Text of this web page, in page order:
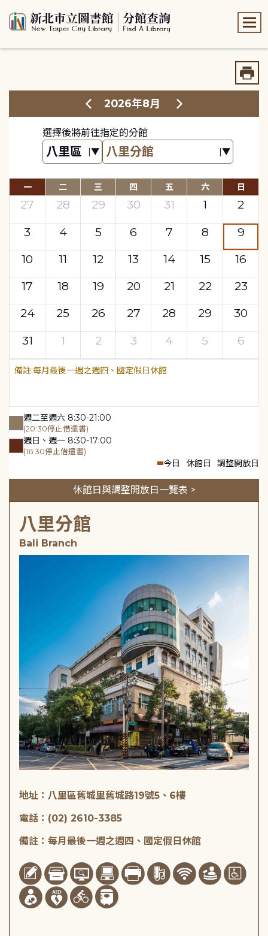
2026年8月
選擇後將前往指定的分館
一 二 三 四 五 六 日
27 28 29 30 31 1
2
3
4 5 6 7 8
9
10
11 12 13 14 15
16
17
18 19 20 21 22
23
24
25 26 27 28 29
30
31
1 2 3 4 5 6
每月最後一週之週四、國定假日休館
週二至週六 8:30-21:00
(20:30停止借還書)
週日、週一 8:30-17:00
(16:30停止借還書)
今日 休館日 調整開放日
休館日與調整開放日一覽表 >
八里分館
Bali Branch
地址：八里區舊城里舊城路19號5、6樓
電話：(02) 2610-3385
備註：每月最後一週之週四、國定假日休館